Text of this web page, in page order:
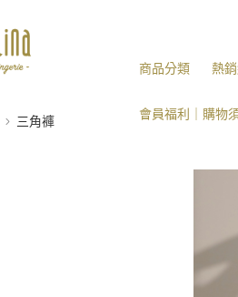
商品分類 熱
會員福利｜購物
三角褲